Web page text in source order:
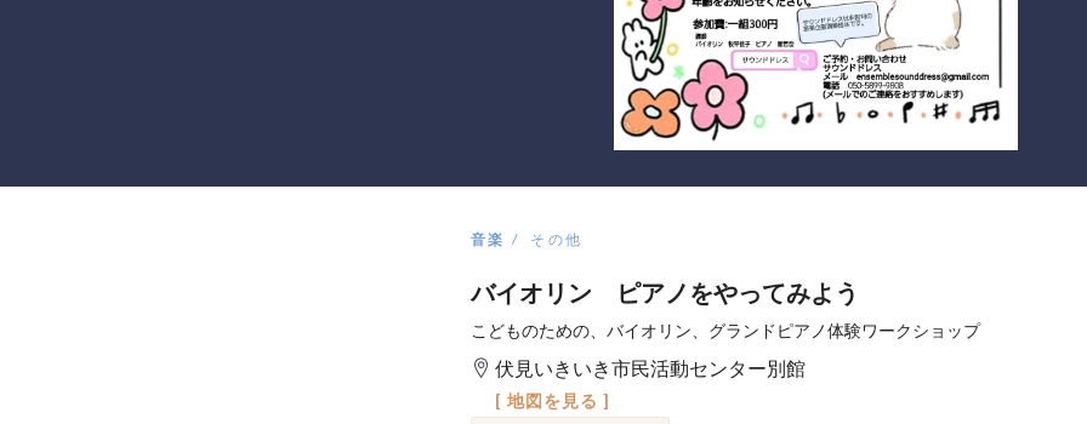
音楽 その他
バイオリン ピアノをやってみよう
こどものための、バイオリン、グランドピアノ体験ワークショップ
伏見いきいき市民活動センター別館
[ 地図を見る ]